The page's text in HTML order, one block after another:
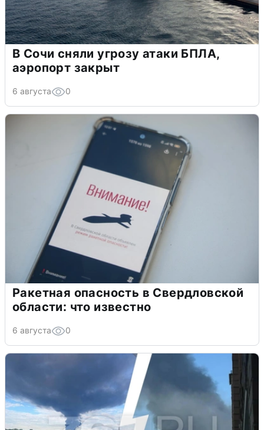
В Сочи сняли угрозу атаки БПЛА,
аэропорт закрыт
6 августа 0
Ракетная опасность в Свердловской
области: что известно
6 августа 0